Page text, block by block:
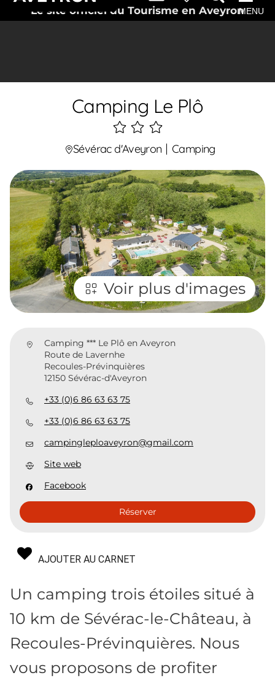
Le site officiel du Tourisme en AveyronMENU
Camping Le Plô
3
étoiles
Sévérac d'Aveyron Camping
Voir plus d'images
Camping *** Le Plô en Aveyron
Route de Lavernhe
Recoules-Prévinquières
12150 Sévérac-d'Aveyron
+33 (0)6 86 63 63 75
+33 (0)6 86 63 63 75
campingleploaveyron@gmail.com
Site web
Facebook
Réserver
AJOUTER AU CARNET
Un camping trois étoiles situé à
10 km de Sévérac-le-Château, à
Recoules-Prévinquières. Nous
vous proposons de profiter